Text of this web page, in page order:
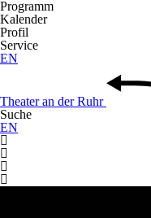
Programm
Kalender
Profil
Service
EN
Theateran derRuhr
Suche
EN



